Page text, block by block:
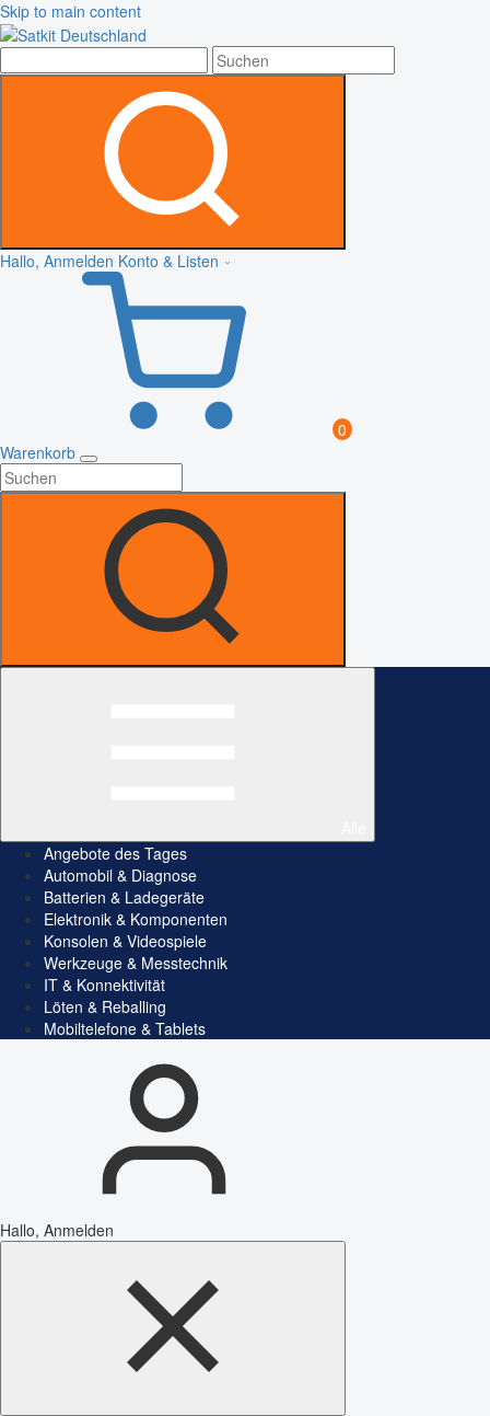
Skip to main content
Hallo, Anmelden Konto & Listen
0
Warenkorb
Angebote des Tages
Automobil & Diagnose
Batterien & Ladegeräte
Elektronik & Komponenten
Konsolen & Videospiele
Werkzeuge & Messtechnik
IT & Konnektivität
Löten & Reballing
Mobiltelefone & Tablets
Hallo, Anmelden